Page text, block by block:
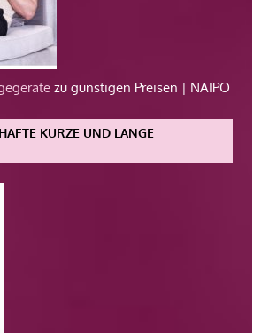
zu günstigen Preisen | NAIPO
KURZE UND LANGE